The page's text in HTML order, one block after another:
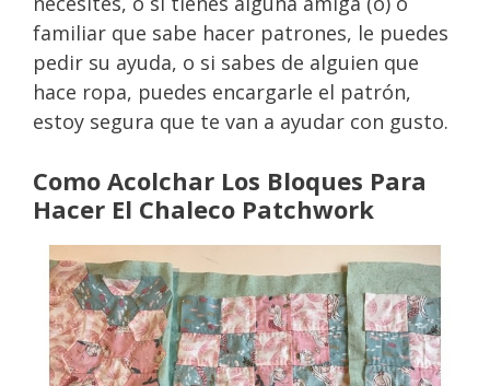
familiar que sabe hacer patrones, le puedes
pedir su ayuda, o si sabes de alguien que
hace ropa, puedes encargarle el patrón,
estoy segura que te van a ayudar con gusto.
Como Acolchar Los Bloques Para
Hacer El Chaleco Patchwork